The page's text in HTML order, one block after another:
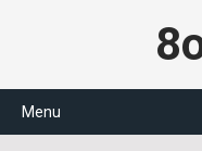
Menu